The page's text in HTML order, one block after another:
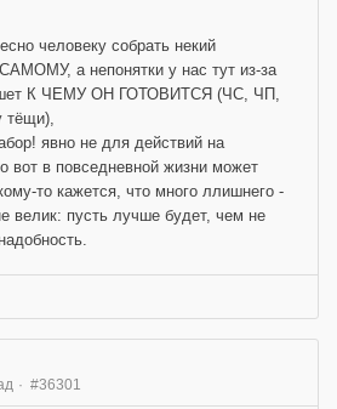
человеку собрать некий
а непонятки у нас тут из-за
К ЧЕМУ ОН ГОТОВИТСЯ (ЧС, ЧП,
тёщи),
явно не для действий на
вот в повседневной жизни может
то кажется, что много ллишнего -
велик: пусть лучше будет, чем не
#36301